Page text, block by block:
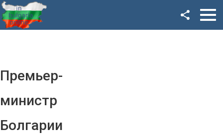
Премьер-
министр
Болгарии